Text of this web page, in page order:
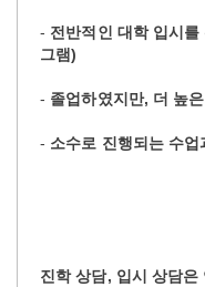
- 전반적인 대학 입시
그램)
- 졸업하였지만, 더 높
- 소수로 진행되는 수
진학 상담, 입시 상담은